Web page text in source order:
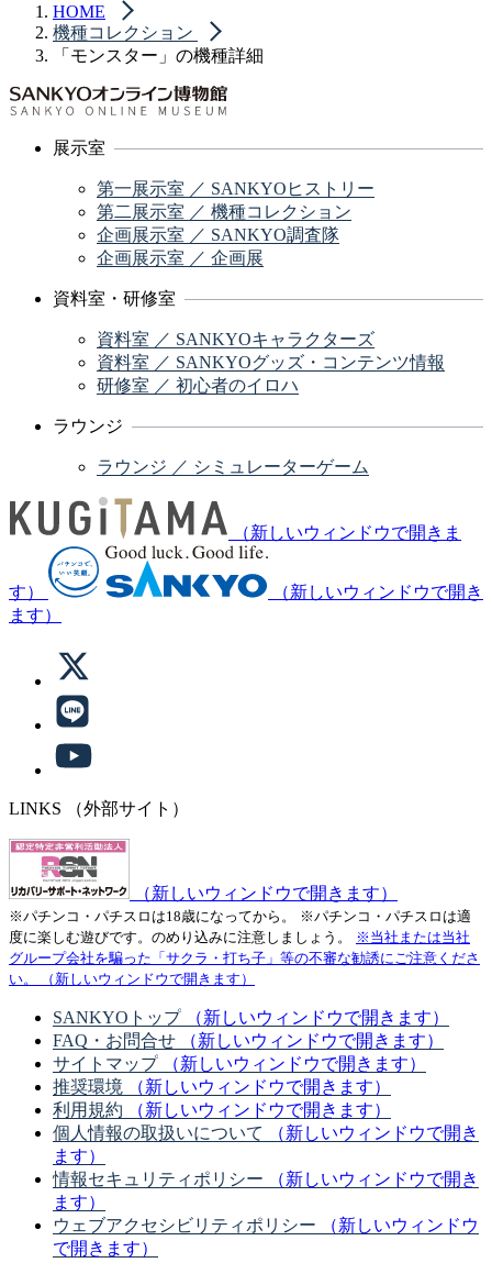
HOME
機種コレクション
「モンスター」の機種詳細
展示室
第一展示室 ／ SANKYOヒストリー
第二展示室 ／ 機種コレクション
企画展示室 ／ SANKYO調査隊
企画展示室 ／ 企画展
資料室・研修室
資料室 ／ SANKYOキャラクターズ
資料室 ／ SANKYOグッズ・コンテンツ情報
研修室 ／ 初心者のイロハ
ラウンジ
ラウンジ ／ シミュレーターゲーム
（新しいウィンドウで開きま
す）
（新しいウィンドウで開き
ます）
LINKS （外部サイト）
（新しいウィンドウで開きます）
※パチンコ・パチスロは18歳になってから。
※パチンコ・パチスロは適
度に楽しむ遊びです。のめり込みに注意しましょう。
※当社または当社
グループ会社を騙った「サクラ・打ち子」等の不審な勧誘にご注意くださ
い。
（新しいウィンドウで開きます）
SANKYOトップ
（新しいウィンドウで開きます）
FAQ・お問合せ
（新しいウィンドウで開きます）
サイトマップ
（新しいウィンドウで開きます）
推奨環境
（新しいウィンドウで開きます）
利用規約
（新しいウィンドウで開きます）
個人情報の取扱いについて
（新しいウィンドウで開き
ます）
情報セキュリティポリシー
（新しいウィンドウで開き
ます）
ウェブアクセシビリティポリシー
（新しいウィンドウ
で開きます）